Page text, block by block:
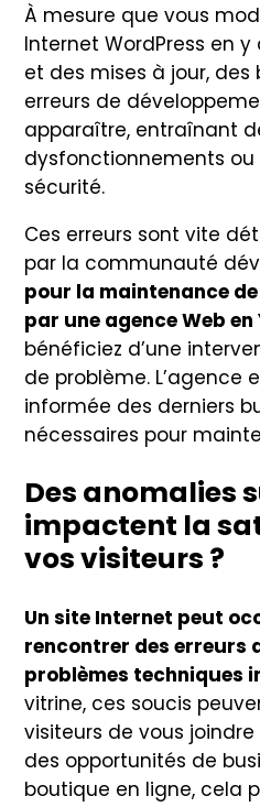
À mesure que vous
Internet WordPress en
et des mises à jour, des
erreurs de
apparaître, entraînant
dysfonctionnements ou
sécurité.
Ces erreurs sont vite
par la communauté
pour la maintenance
par une agence Web
bénéficiez d’une
de problème. L’agence
informée des derniers
nécessaires pour
Des anomalies
impactent la
vos visiteurs ?
Un site Internet peut
rencontrer des erreurs
problèmes techniques
vitrine, ces soucis
visiteurs de vous
des opportunités de
boutique en ligne, cela